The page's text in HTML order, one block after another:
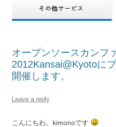
TAG ARCHIVES:OSC
オープンソースカンフ
2012Kansai@Kyotoに
開催します。
Leave a reply
こんにちわ。kimonoです